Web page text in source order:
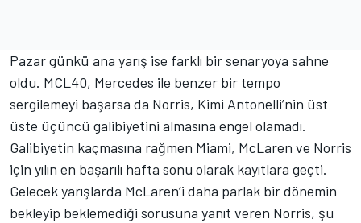
Pazar günkü ana yarış ise farklı bir senaryoya sahne
oldu. MCL40, Mercedes ile benzer bir tempo
sergilemeyi başarsa da Norris, Kimi Antonelli’nin üst
üste üçüncü galibiyetini almasına engel olamadı.
Galibiyetin kaçmasına rağmen Miami, McLaren ve Norris
için yılın en başarılı hafta sonu olarak kayıtlara geçti.
Gelecek yarışlarda McLaren’i daha parlak bir dönemin
bekleyip beklemediği sorusuna yanıt veren Norris, şu